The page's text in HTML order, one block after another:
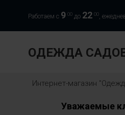
Работаем с 9 00 до 22 00,
ОДЕЖДА
Интернет-магазин
Уважаемые